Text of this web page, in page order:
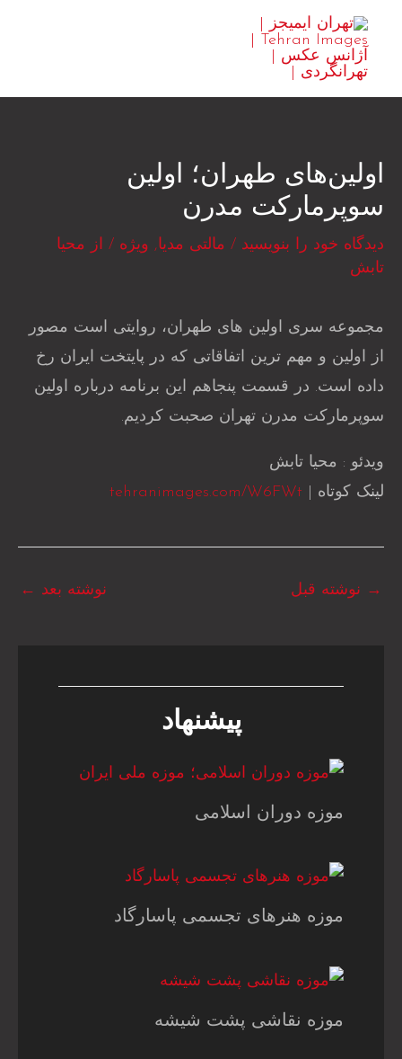
محتوا
اولین‌های طهران؛ اولین
سوپر‌مارکت مدرن
دیدگاه‌ خود را بنویسید / مالتی مدیا, ویژه / از
محیا
تابش
مجموعه سری اولین های طهران، روایتی است مصور
از اولین و مهم ترین اتفاقاتی که در پایتخت ایران رخ
داده است. در قسمت پنجاهم این برنامه درباره اولین
سوپر‌مارکت مدرن تهران صحبت کردیم.
ویدئو : محیا تابش
لینک کوتاه | tehranimages.com/W6FWt
→ نوشته قبل نوشته بعد ←
پیشنهاد
موزه دوران اسلامی
موزه هنرهای تجسمی پاسارگاد
موزه نقاشی پشت شیشه